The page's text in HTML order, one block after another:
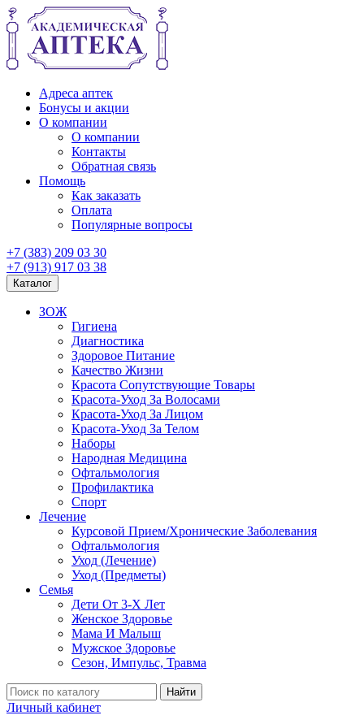
Адреса аптек
Бонусы и акции
О компании
О компании
Контакты
Обратная связь
Помощь
Как заказать
Оплата
Популярные вопросы
+7 (383) 209 03 30
+7 (913) 917 03 38
Каталог
ЗОЖ
Гигиена
Диагностика
Здоровое Питание
Качество Жизни
Красота Сопутствующие Товары
Красота-Уход За Волосами
Красота-Уход За Лицом
Красота-Уход За Телом
Наборы
Народная Медицина
Офтальмология
Профилактика
Спорт
Лечение
Курсовой Прием/Хронические Заболевания
Офтальмология
Уход (Лечение)
Уход (Предметы)
Семья
Дети От 3-Х Лет
Женское Здоровье
Мама И Малыш
Мужское Здоровье
Сезон, Импульс, Травма
Найти
Личный кабинет